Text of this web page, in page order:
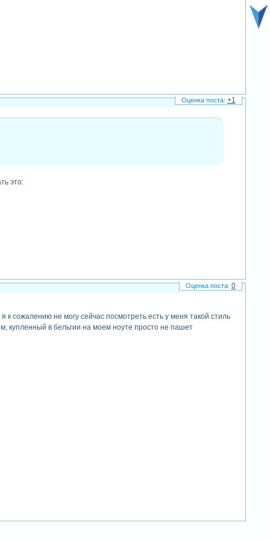
это:
+1
сожалению не могу сейчас посмотреть есть у меня такой стиль
купленный в бельгии на моем ноуте просто не пашет
0